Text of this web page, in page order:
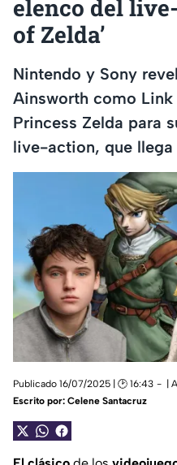
elenco del
of Zelda’
Nintendo y Sony
Ainsworth como
Princess Zelda para
live-action, que llega
Publicado 16/07/2025 | 🕑 16:43 |
Escrito por: Celene Santacruz